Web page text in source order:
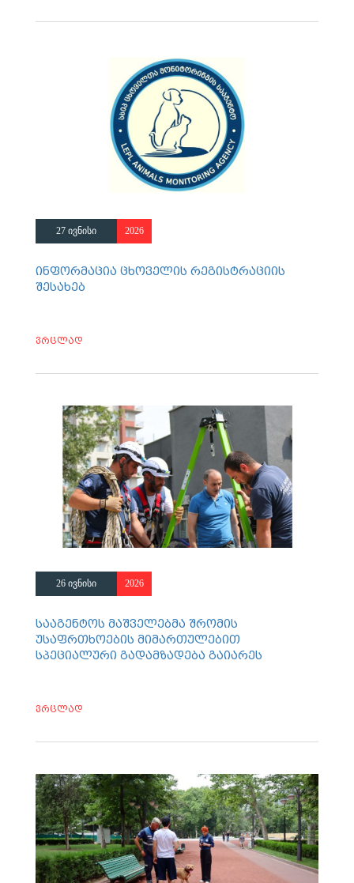
27 ივნისი 2026
ინფორმაცია ცხოველის რეგისტრაციის
შესახებ
ვრცლად
26 ივნისი 2026
სააგენტოს მაშველებმა შრომის
უსაფრთხოების მიმართულებით
სპეციალური გადამზადება გაიარეს
ვრცლად